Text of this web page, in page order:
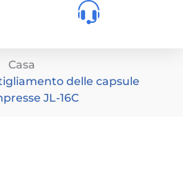
Casa
delle capsule
JL-16C